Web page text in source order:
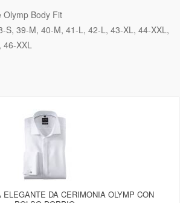
Olymp Body Fit
S 39-M 40-M 41-L 42-L 43-XL 44-XXL
46-XXL
DA CERIMONIA OLYMP CON